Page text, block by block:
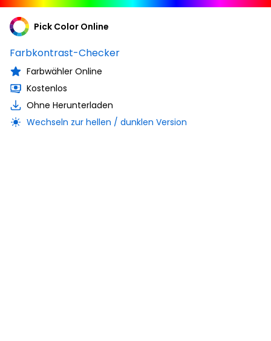
Pick Color Online
Farbkontrast-Checker
Farbwähler Online
Kostenlos
Ohne Herunterladen
Wechseln zur hellen / dunklen Version